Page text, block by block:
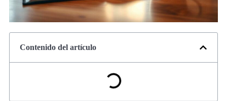
Contenido del artículo